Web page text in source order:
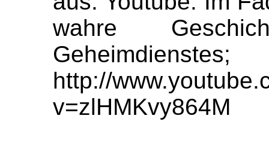
wahre
Geheimdienstes;
http://
v=zlHMKvy864M